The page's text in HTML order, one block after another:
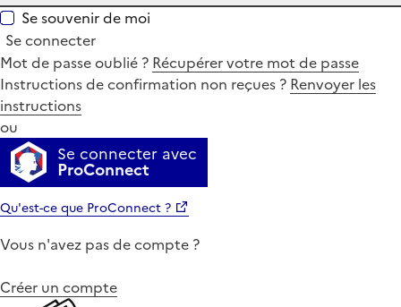
Se souvenir de moi
Se connecter
Mot de passe oublié ? Récupérer votre mot de passe
Instructions de confirmation non reçues ? Renvoyer les
instructions
ou
Se connecter avec
ProConnect
Qu'est-ce que ProConnect ?
Vous n'avez pas de compte ?
Créer un compte